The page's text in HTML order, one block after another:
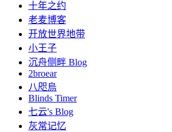
十年之约
老麦博客
开放世界地带
小王子
沉舟侧畔 Blog
2broear
八咫烏
Blinds Timer
七云's Blog
灰常记忆